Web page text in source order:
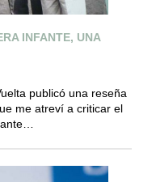
INFANTE, UNA
publicó una reseña
me atreví a criticar el